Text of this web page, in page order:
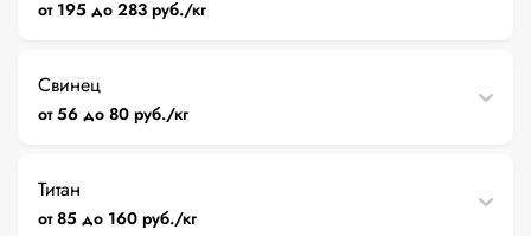
от 195 до 283 руб./кг
Свинец
от 56 до 80 руб./кг
Титан
от 85 до 160 руб./кг